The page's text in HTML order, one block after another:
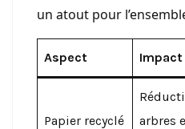
un atout pour
Aspect Impact
Papier recyclé
arbres